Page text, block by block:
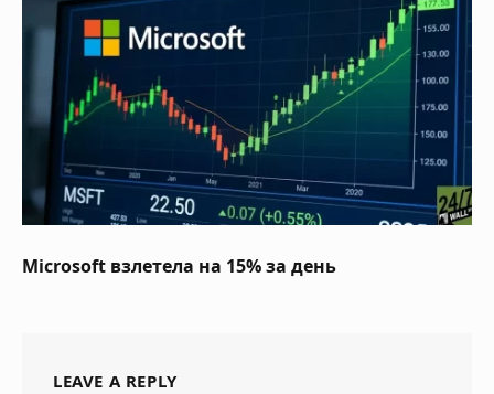
Microsoft взлетела на 15% за день
LEAVE A REPLY